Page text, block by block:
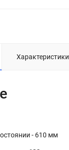
Характеристики
- 610 мм